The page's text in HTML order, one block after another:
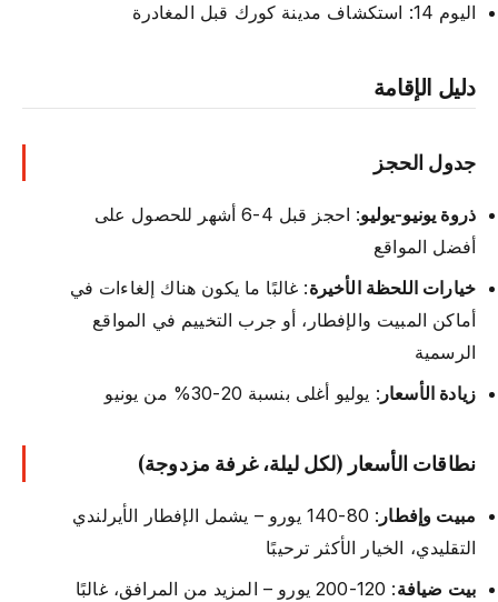
اليوم 14: استكشاف مدينة كورك قبل المغادرة
دليل الإقامة
جدول الحجز
ذروة يونيو-يوليو
: احجز قبل 4-6 أشهر للحصول على
أفضل المواقع
خيارات اللحظة الأخيرة: غالبًا ما يكون هناك إلغاءات في
أماكن المبيت والإفطار، أو جرب التخييم في المواقع
الرسمية
زيادة الأسعار : يوليو أغلى بنسبة 20-30% من يونيو
نطاقات الأسعار (لكل ليلة، غرفة مزدوجة)
مبيت وإفطار
: 80-140 يورو – يشمل الإفطار الأيرلندي
التقليدي، الخيار الأكثر ترحيبًا
بيت ضيافة
: 120-200 يورو – المزيد من المرافق، غالبًا